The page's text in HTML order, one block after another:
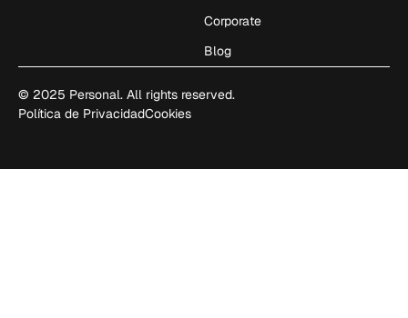
Corporate
Blog
© 2025 Personal. All rights reserved.
Política de PrivacidadCookies